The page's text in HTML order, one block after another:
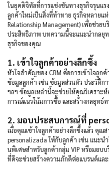
ในยุคดิจิทัลที่การแข่งขันทางธุรกิจรุนแ
ลูกค้าใหม่เป็นสิ่งที่ท้าทาย ธุรกิจหลายแ
Relationship Management) เพื่อช่ว
ประสิทธิภาพ บทความนี้จะแนะนำกลยุ
ธุรกิจของคุณ
1. เข้าใจลูกค้าอย่างลึกซึ้ง
หัวใจสำคัญของ CRM คือการเข้าใจลูก
ข้อมูลลูกค้า เช่น ข้อมูลส่วนตัว ประวัติก
ฯลฯ ข้อมูลเหล่านี้จะช่วยให้คุณวิเคราะ
การณ์แนวโน้มการซื้อ และสร้างกลยุทธ์
2. มอบประสบการณ์ที่
เมื่อคุณเข้าใจลูกค้าอย่างลึกซึ้งแล้ว คุ
personalizada ให้กับลูกค้า เช่น แนะน
นพิเศษสำหรับลูกค้ากลุ่ม VIP หรือมอบ
ที่ดีจะช่วยสร้างความภักดีต่อแบรนด์แล